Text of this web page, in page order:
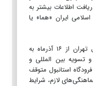
اطلاعات بیشتر به
ایران «هما» یا
گفتنی است؛ پروازهای تهران استانبول تهران از ۱۶ آذرماه به
تسویه بین المللی و
استانبول متوقف
لازم، شرایط